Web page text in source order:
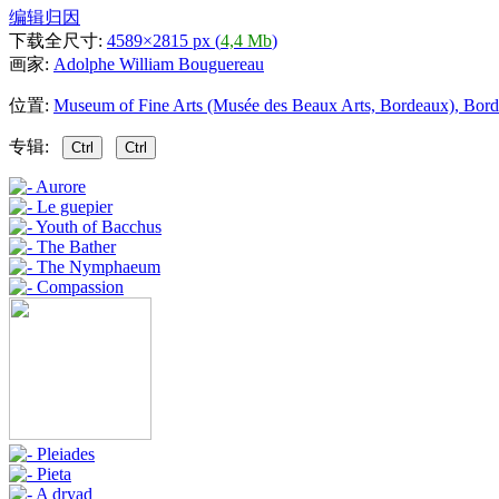
编辑归因
下载全尺寸: 4589×2815 px (4,4 Mb)
画家: Adolphe William Bouguereau
位置: Museum of Fine Arts (Musée des Beaux Arts, Bordeaux),
专辑: Ctrl Ctrl